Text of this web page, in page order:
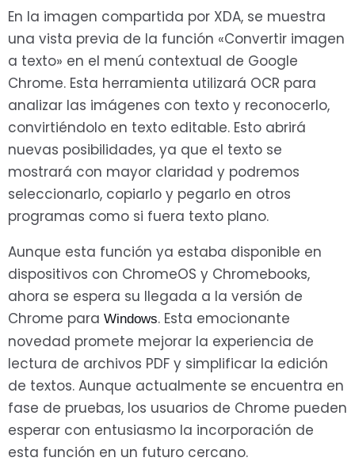
En la imagen compartida por XDA, se muestra
una vista previa de la función «Convertir imagen
a texto» en el menú contextual de Google
Chrome. Esta herramienta utilizará OCR para
analizar las imágenes con texto y reconocerlo,
convirtiéndolo en texto editable. Esto abrirá
nuevas posibilidades, ya que el texto se
mostrará con mayor claridad y podremos
seleccionarlo, copiarlo y pegarlo en otros
programas como si fuera texto plano.
Aunque esta función ya estaba disponible en
dispositivos con ChromeOS y Chromebooks,
ahora se espera su llegada a la versión de
Chrome para Windows. Esta emocionante
novedad promete mejorar la experiencia de
lectura de archivos PDF y simplificar la edición
de textos. Aunque actualmente se encuentra en
fase de pruebas, los usuarios de Chrome pueden
esperar con entusiasmo la incorporación de
esta función en un futuro cercano.